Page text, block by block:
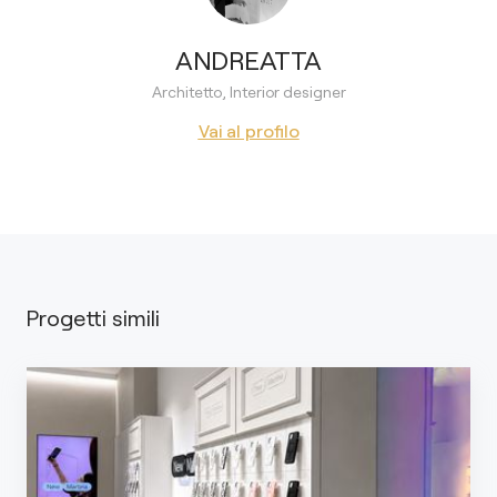
ANDREATTA
Architetto, Interior designer
Vai al profilo
Progetti simili